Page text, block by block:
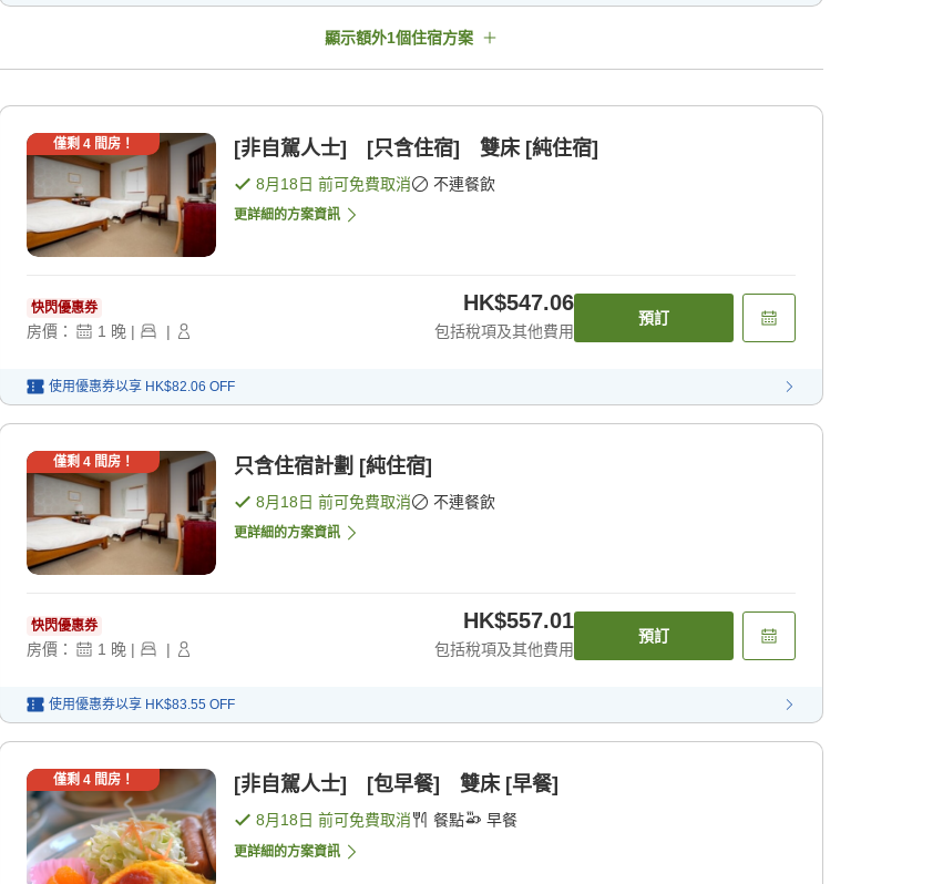
顯示額外1個住宿方案
僅剩 4間房！ [非自駕人士] [只含住宿] 雙床 [純住宿]
8月18日 前可免費取消 不連餐飲
更詳細的方案資訊
快閃優惠券
房價： 1 晚 | |
HK$547.06
包括稅項及其他費用
預訂
使用優惠券以享 HK$82.06 OFF
僅剩 4間房！ 只含住宿計劃 [純住宿]
8月18日 前可免費取消 不連餐飲
更詳細的方案資訊
快閃優惠券
房價： 1 晚 | |
HK$557.01
包括稅項及其他費用
預訂
使用優惠券以享 HK$83.55 OFF
僅剩 4間房！ [非自駕人士] [包早餐] 雙床 [早餐]
8月18日 前可免費取消 餐點 早餐
更詳細的方案資訊